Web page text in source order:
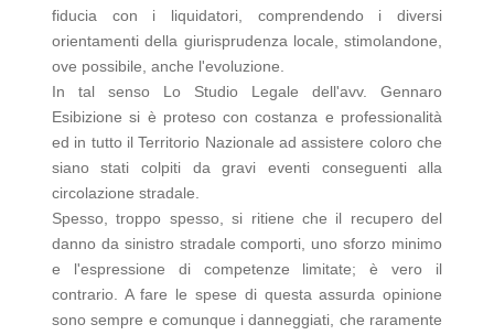
fiducia con i liquidatori, comprendendo i diversi
orientamenti della giurisprudenza locale, stimolandone,
ove possibile, anche l'evoluzione.
In tal senso Lo Studio Legale dell'avv. Gennaro
Esibizione si è proteso con costanza e professionalità
ed in tutto il Territorio Nazionale ad assistere coloro che
siano stati colpiti da gravi eventi conseguenti alla
circolazione stradale.
Spesso, troppo spesso, si ritiene che il recupero del
danno da sinistro stradale comporti, uno sforzo minimo
e l'espressione di competenze limitate; è vero il
contrario. A fare le spese di questa assurda opinione
sono sempre e comunque i danneggiati, che raramente